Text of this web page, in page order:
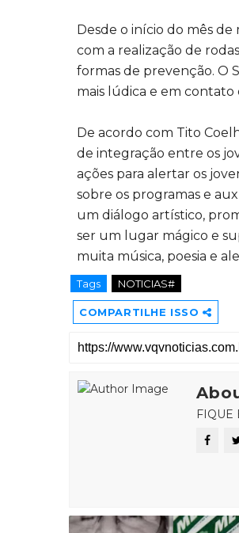
Desde o início do mês de
com a realização de
formas de prevenção. O
mais lúdica e em contato
De acordo com Tito
de integração entre os
ações para alertar os
sobre os programas e
um diálogo artístico,
ser um lugar mágico e
muita música, poesia e
Tags NOTICIAS#
COMPARTILHE ISSO
FIQUE